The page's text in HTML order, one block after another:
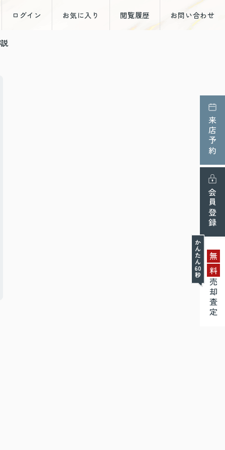
ログイン お気に入り 閲覧履歴 お問い合わせ
来店予約
会員登録
無
料
売却査定